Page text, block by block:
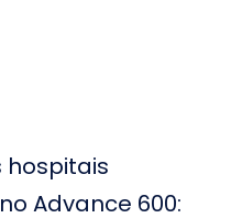
hospitais
Advance 600: